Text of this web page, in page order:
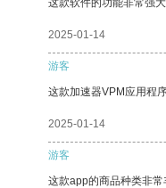
这款软件的功能非常强
2025-01-14
游客
这款加速器VPM应用程
2025-01-14
游客
这款app的商品种类非常